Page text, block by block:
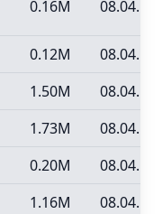
0.16M 08.04.12
0.12M
08.04.12
1.50M
08.04.12
1.73M
08.04.12
0.20M
08.04.12
1.16M
08.04.12